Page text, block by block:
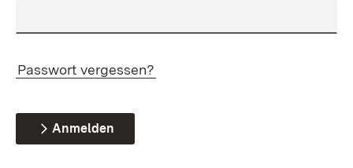
Passwort vergessen?
Anmelden